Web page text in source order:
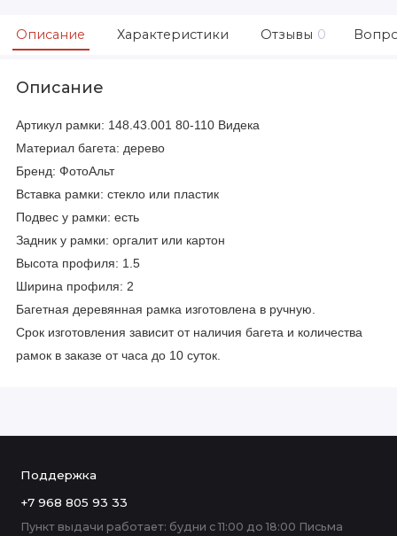
Описание Характеристики Отзывы 0
Описание
Артикул рамки: 148.43.001 80-110 Видека
Материал багета: дерево
Бренд: ФотоАльт
Вставка рамки: стекло или пластик
Подвес у рамки: есть
Задник у рамки: оргалит или картон
Высота профиля: 1.5
Ширина профиля: 2
Багетная деревянная рамка изготовлена в ручную.
Срок изготовления зависит от наличия багета и количества
рамок в заказе от часа до 10 суток.
Поддержка
+7 968 805 93 33
Пункт выдачи работает: будни с 11:00 до 18:00 Письма